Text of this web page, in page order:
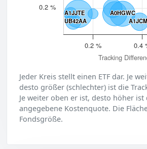
Tracking
A0HGWC
A0HGWC
A1JJTE
A1JJTE
UB42AA
UB42AA
0.2 % 0.4
0.2 %
Jeder Kreis stellt einen ETF dar. Je
desto größer (schlechter) ist die
Je weiter oben er ist, desto höher
angegebene Kostenquote. Die
Fondsgröße.